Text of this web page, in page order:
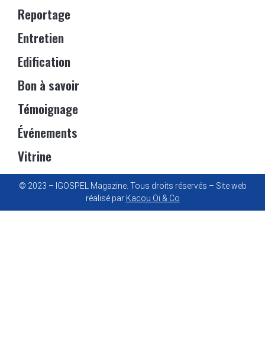
Reportage
Entretien
Edification
Bon à savoir
Témoignage
Événements
Vitrine
© 2023 – IGOSPEL Magazine. Tous droits réservés – Site web
réalisé par Kacou Oi & Co